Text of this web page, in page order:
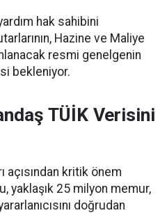
hak sahibini
Hazine ve Maliye
resmi genelgenin
bekleniyor.
TÜİK Verisini
açısından kritik önem
yaklaşık 25 milyon memur,
doğrudan